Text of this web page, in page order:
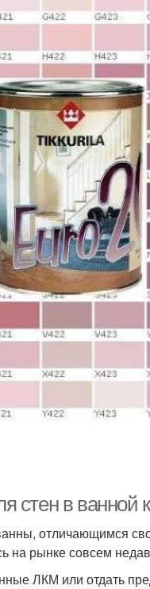
стен в ванной
отличающимся
на рынке совсем
ЛКМ или отдать